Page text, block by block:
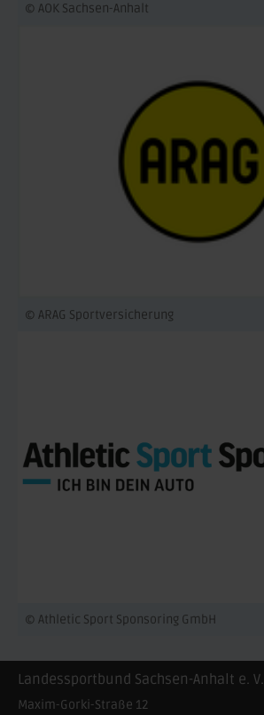
© AOK Sachsen-Anhalt
© ARAG Sportversicherung
© Athletic Sport Sponsoring GmbH
Landessportbund Sachsen-Anhalt e. V.
Maxim-Gorki-Straße 12